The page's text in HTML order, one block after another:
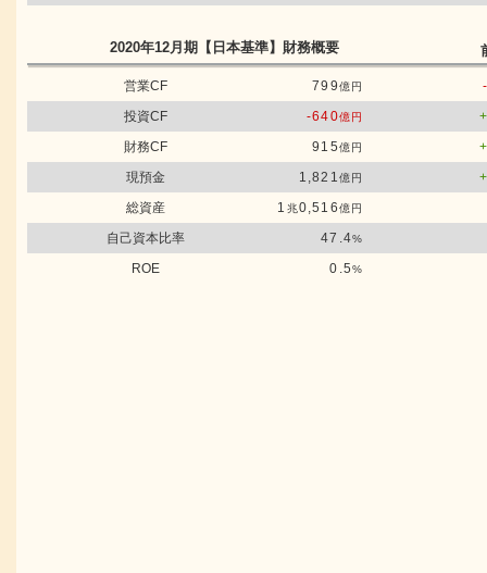
2020年12月期 【日本基準】 財務概要
営業CF 799億円
投資CF
-640億円
財務CF
915億円
現預金
1,821億円
総資産
1 兆0,516億円
自己資本比率 47.4%
ROE 0.5%